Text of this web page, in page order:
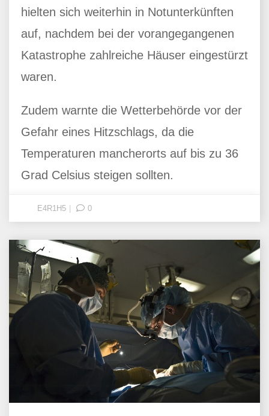
hielten sich weiterhin in Notunterkünften
auf, nachdem bei der vorangegangenen
Katastrophe zahlreiche Häuser eingestürzt
waren.
Zudem warnte die Wetterbehörde vor der
Gefahr eines Hitzschlags, da die
Temperaturen mancherorts auf bis zu 36
Grad Celsius steigen sollten.
E4R1H5 0